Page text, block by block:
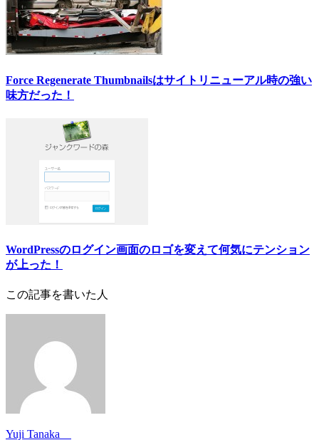
Force Regenerate Thumbnailsはサイトリニューアル時の強い
味方だった！
WordPressのログイン画面のロゴを変えて何気にテンション
が上った！
この記事を書いた人
Yuji Tanaka